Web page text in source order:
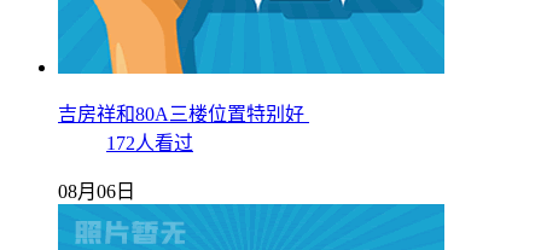
吉房祥和80A三楼位置特别好
172人看过
08月06日